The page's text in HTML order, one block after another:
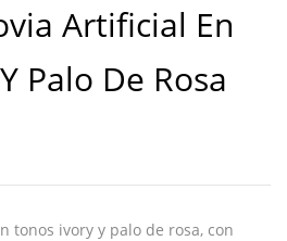
Artificial En
Palo De Rosa
tonos ivory y palo de rosa, con